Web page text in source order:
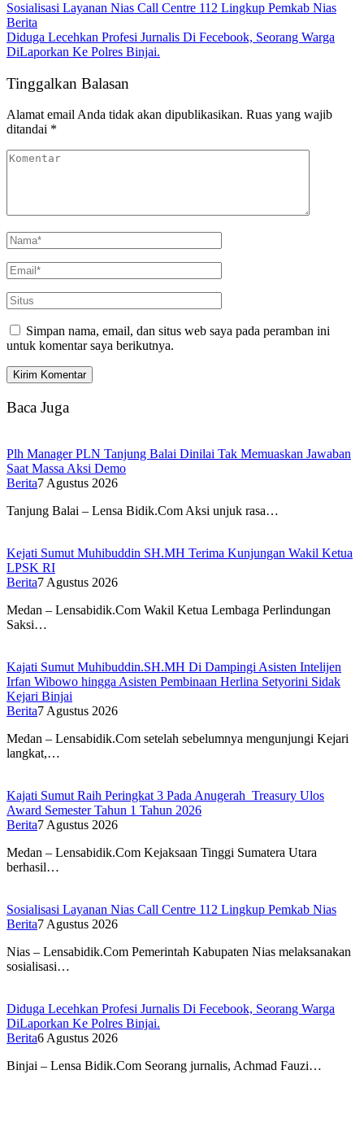
Sosialisasi Layanan Nias Call Centre 112 Lingkup Pemkab Nias
Berita
Diduga Lecehkan Profesi Jurnalis Di Fecebook, Seorang Warga
DiLaporkan Ke Polres Binjai.
Tinggalkan Balasan
Alamat email Anda tidak akan dipublikasikan. Ruas yang wajib
ditandai *
Simpan nama, email, dan situs web saya pada peramban ini
untuk komentar saya berikutnya.
Baca Juga
Plh Manager PLN Tanjung Balai Dinilai Tak Memuaskan Jawaban
Saat Massa Aksi Demo
Berita7 Agustus 2026
Tanjung Balai – Lensa Bidik.Com Aksi unjuk rasa…
Kejati Sumut Muhibuddin SH.MH Terima Kunjungan Wakil Ketua
LPSK RI
Berita7 Agustus 2026
Medan – Lensabidik.Com Wakil Ketua Lembaga Perlindungan
Saksi…
Kajati Sumut Muhibuddin.SH.MH Di Dampingi Asisten Intelijen
Irfan Wibowo hingga Asisten Pembinaan Herlina Setyorini Sidak
Kejari Binjai
Berita7 Agustus 2026
Medan – Lensabidik.Com setelah sebelumnya mengunjungi Kejari
langkat,…
Kajati Sumut Raih Peringkat 3 Pada Anugerah Treasury Ulos
Award Semester Tahun 1 Tahun 2026
Berita7 Agustus 2026
Medan – Lensabidik.Com Kejaksaan Tinggi Sumatera Utara
berhasil…
Sosialisasi Layanan Nias Call Centre 112 Lingkup Pemkab Nias
Berita7 Agustus 2026
Nias – Lensabidik.Com Pemerintah Kabupaten Nias melaksanakan
sosialisasi…
Diduga Lecehkan Profesi Jurnalis Di Fecebook, Seorang Warga
DiLaporkan Ke Polres Binjai.
Berita6 Agustus 2026
Binjai – Lensa Bidik.Com Seorang jurnalis, Achmad Fauzi…